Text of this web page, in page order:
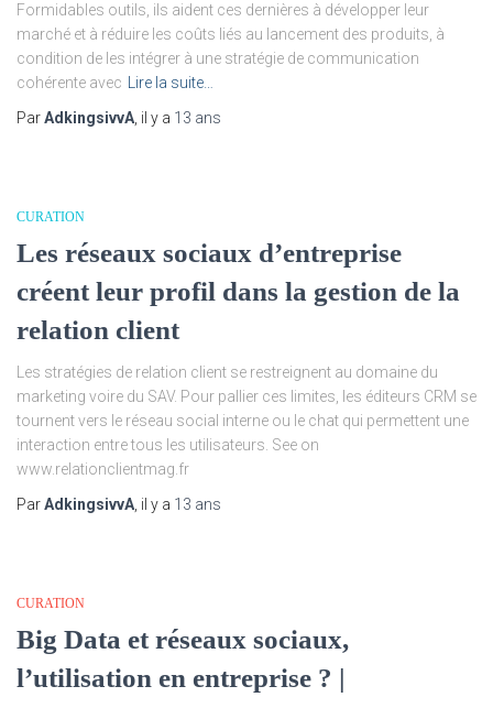
Formidables outils, ils aident ces dernières à développer leur
marché et à réduire les coûts liés au lancement des produits, à
condition de les intégrer à une stratégie de communication
cohérente avec
Lire la suite…
ParAdkingsivvA , il y a 13 ans
CURATION
Les réseaux sociaux d’entreprise
créent leur profil dans la gestion de la
relation client
Les stratégies de relation client se restreignent au domaine du
marketing voire du SAV. Pour pallier ces limites, les éditeurs CRM se
tournent vers le réseau social interne ou le chat qui permettent une
interaction entre tous les utilisateurs. See on
www.relationclientmag.fr
ParAdkingsivvA , il y a 13 ans
CURATION
Big Data et réseaux sociaux,
l’utilisation en entreprise ? |